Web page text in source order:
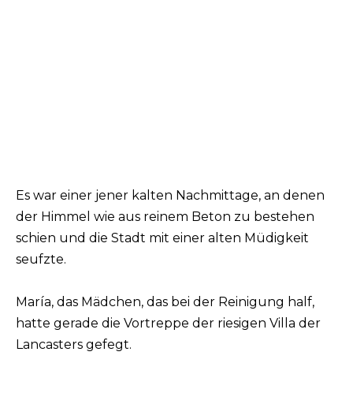
Es war einer jener kalten Nachmittage, an denen
der Himmel wie aus reinem Beton zu bestehen
schien und die Stadt mit einer alten Müdigkeit
seufzte.
María, das Mädchen, das bei der Reinigung half,
hatte gerade die Vortreppe der riesigen Villa der
Lancasters gefegt.